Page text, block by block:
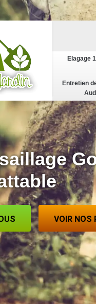
Elagage
Entretien
VOIR NOS